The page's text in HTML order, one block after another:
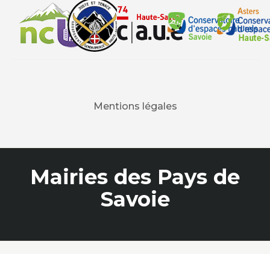
Mentions légales
Mairies des Pays de
Savoie